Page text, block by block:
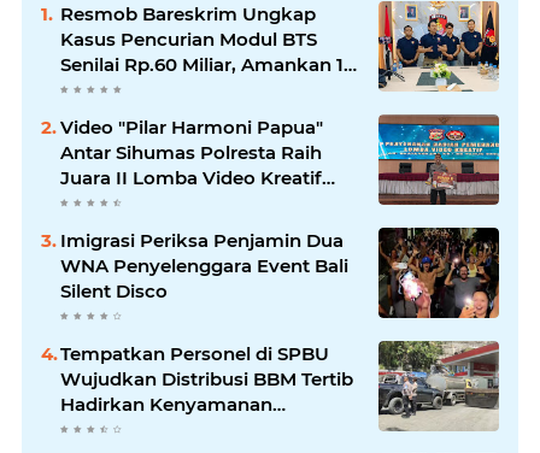
Resmob Bareskrim Ungkap
Kasus Pencurian Modul BTS
Senilai Rp.60 Miliar, Amankan 12
Tersangka
Video "Pilar Harmoni Papua"
Antar Sihumas Polresta Raih
Juara II Lomba Video Kreatif
Hari Bhayangkara ke-80
Imigrasi Periksa Penjamin Dua
WNA Penyelenggara Event Bali
Silent Disco
‎Tempatkan Personel di SPBU
Wujudkan Distribusi BBM Tertib
Hadirkan Kenyamanan
Masyarakat